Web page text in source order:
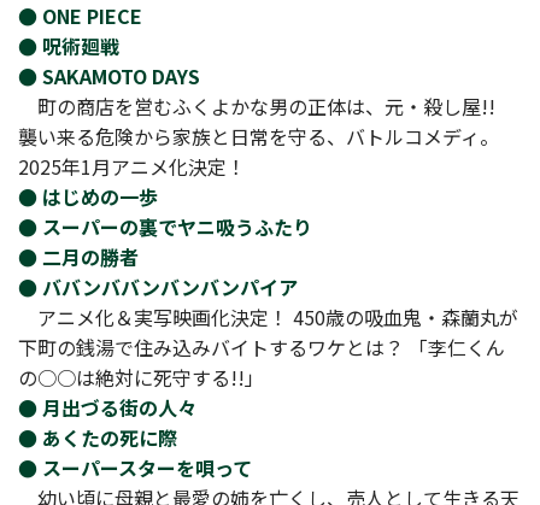
● ONE PIECE
● 呪術廻戦
● SAKAMOTO DAYS
町の商店を営むふくよかな男の正体は、元・殺し屋!!
襲い来る危険から家族と日常を守る、バトルコメディ。
2025年1月アニメ化決定！
● はじめの一歩
● スーパーの裏でヤニ吸うふたり
● 二月の勝者
● ババンババンバンバンパイア
アニメ化＆実写映画化決定！ 450歳の吸血鬼・森蘭丸が
下町の銭湯で住み込みバイトするワケとは？ 「李仁くん
の○○は絶対に死守する!!」
● 月出づる街の人々
● あくたの死に際
● スーパースターを唄って
幼い頃に母親と最愛の姉を亡くし、売人として生きる天